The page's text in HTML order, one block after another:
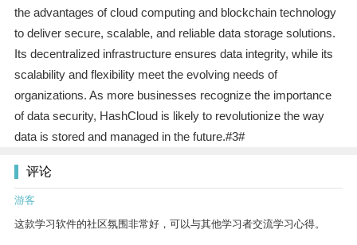
the advantages of cloud computing and blockchain technology
to deliver secure, scalable, and reliable data storage solutions.
Its decentralized infrastructure ensures data integrity, while its
scalability and flexibility meet the evolving needs of
organizations. As more businesses recognize the importance
of data security, HashCloud is likely to revolutionize the way
data is stored and managed in the future.#3#
评论
游客
这款学习软件的社区氛围非常好，可以与其他学习者交流学习心得。